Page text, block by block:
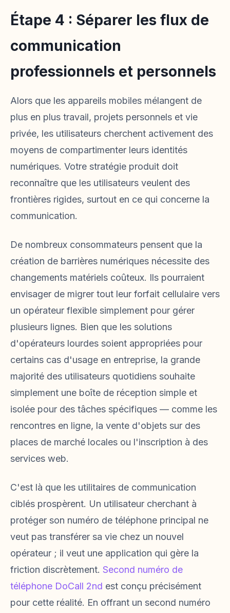
Étape 4 : Séparer les flux de
communication
professionnels et personnels
Alors que les appareils mobiles mélangent de
plus en plus travail, projets personnels et vie
privée, les utilisateurs cherchent activement des
moyens de compartimenter leurs identités
numériques. Votre stratégie produit doit
reconnaître que les utilisateurs veulent des
frontières rigides, surtout en ce qui concerne la
communication.
De nombreux consommateurs pensent que la
création de barrières numériques nécessite des
changements matériels coûteux. Ils pourraient
envisager de migrer tout leur forfait cellulaire vers
un opérateur flexible simplement pour gérer
plusieurs lignes. Bien que les solutions
d'opérateurs lourdes soient appropriées pour
certains cas d'usage en entreprise, la grande
majorité des utilisateurs quotidiens souhaite
simplement une boîte de réception simple et
isolée pour des tâches spécifiques — comme les
rencontres en ligne, la vente d'objets sur des
places de marché locales ou l'inscription à des
services web.
C'est là que les utilitaires de communication
ciblés prospèrent. Un utilisateur cherchant à
protéger son numéro de téléphone principal ne
veut pas transférer sa vie chez un nouvel
opérateur ; il veut une application qui gère la
friction discrètement. Second numéro de
téléphone DoCall 2nd est conçu précisément
pour cette réalité. En offrant un second numéro